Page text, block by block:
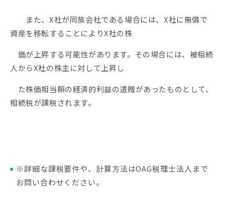
また、X社が同族会社である場合には、X社に無償で
資産を移転することによりX社の株
価が上昇する可能性があります。その場合には、被相続
人からX社の株主に対して上昇し
た株価相当額の経済的利益の遺贈があったものとして、
相続税が課税されます。
※詳細な課税要件や、計算方法はOAG税理士法人まで
お問い合わせください。